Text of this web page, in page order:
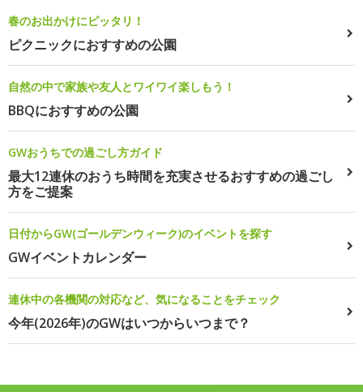
春のお出かけにピッタリ！
ピクニックにおすすめの公園
自然の中で家族や友人とワイワイ楽しもう！
BBQにおすすめの公園
GWおうちでの過ごし方ガイド
最大12連休のおうち時間を充実させるおすすめの過ごし
方をご提案
日付からGW(ゴールデンウィーク)のイベントを探す
GWイベントカレンダー
連休中の各機関の対応など、気になることをチェック
今年(2026年)のGWはいつからいつまで？